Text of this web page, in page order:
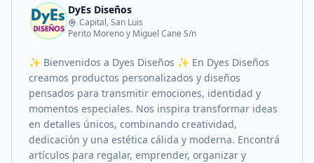
DyEs Diseños
Capital, San Luis
Perito Moreno y Miguel Cane S/n
✨ Bienvenidos a Dyes Diseños ✨ En Dyes Diseños
creamos productos personalizados y diseños
pensados para transmitir emociones, identidad y
momentos especiales. Nos inspira transformar ideas
en detalles únicos, combinando creatividad,
dedicación y una estética cálida y moderna. Encontrá
artículos para regalar, emprender, organizar y